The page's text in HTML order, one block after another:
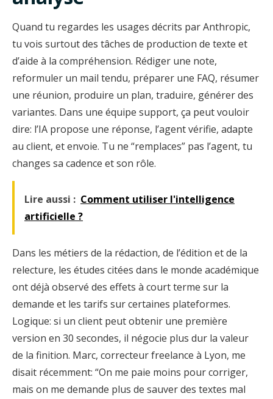
Quand tu regardes les usages décrits par Anthropic,
tu vois surtout des tâches de production de texte et
d’aide à la compréhension. Rédiger une note,
reformuler un mail tendu, préparer une FAQ, résumer
une réunion, produire un plan, traduire, générer des
variantes. Dans une équipe support, ça peut vouloir
dire: l’IA propose une réponse, l’agent vérifie, adapte
au client, et envoie. Tu ne “remplaces” pas l’agent, tu
changes sa cadence et son rôle.
Lire aussi : Comment utiliser l'intelligence
artificielle ?
Dans les métiers de la rédaction, de l’édition et de la
relecture, les études citées dans le monde académique
ont déjà observé des effets à court terme sur la
demande et les tarifs sur certaines plateformes.
Logique: si un client peut obtenir une première
version en 30 secondes, il négocie plus dur la valeur
de la finition. Marc, correcteur freelance à Lyon, me
disait récemment: “On me paie moins pour corriger,
mais on me demande plus de sauver des textes mal